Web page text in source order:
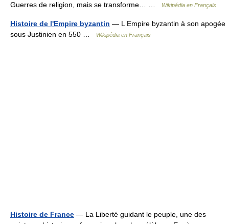
Guerres de religion, mais se transforme… …
Wikipédia en Français
Histoire de l'Empire byzantin — L Empire byzantin à son apogée
sous Justinien en 550 …
Wikipédia en Français
Histoire de France — La Liberté guidant le peuple, une des